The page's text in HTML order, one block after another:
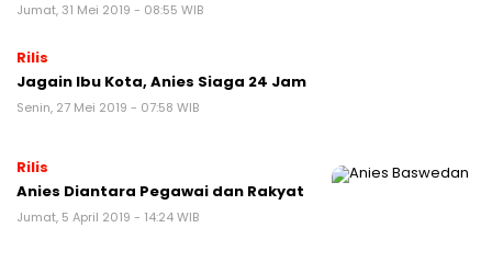
Jumat, 31 Mei 2019 - 08:55 WIB
Rilis
Jagain Ibu Kota, Anies Siaga 24 Jam
Senin, 27 Mei 2019 - 07:58 WIB
Rilis
Anies Diantara Pegawai dan Rakyat
Jumat, 5 April 2019 - 14:24 WIB